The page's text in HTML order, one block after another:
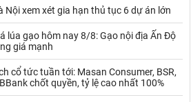
Palladium Phân bón
Rau - Củ -Quả Sắt thép
Sữa
Than Thức ăn chăn nuôi
Nội xem xét gia hạn thủ tục 6 dự án lớn
lúa gạo hôm nay 8/8: Gạo nội địa Ấn Độ
giá mạnh
cổ tức tuần tới: Masan Consumer, BSR,
chốt quyền, tỷ lệ cao nhất 100%